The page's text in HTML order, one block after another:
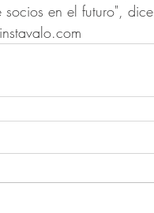
en el futuro",